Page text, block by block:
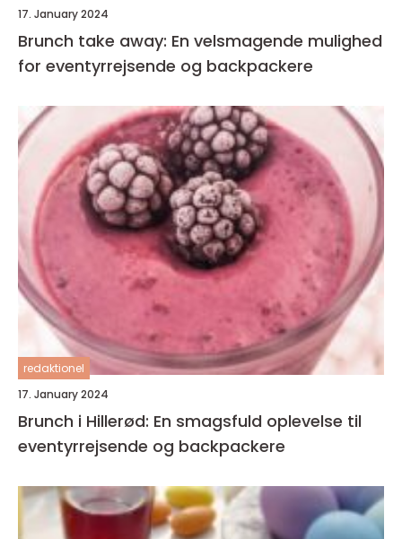
17. January 2024
Brunch take away: En velsmagende mulighed
for eventyrrejsende og backpackere
redaktionel
17. January 2024
Brunch i Hillerød: En smagsfuld oplevelse til
eventyrrejsende og backpackere